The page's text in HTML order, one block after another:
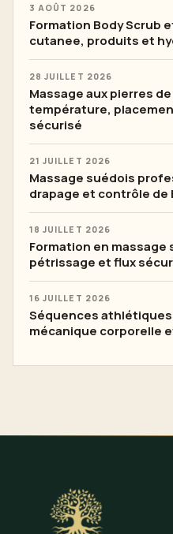
3 AOÛT 2026
Formation Body Scrub
cutanee, produits et
28 JUILLET 2026
Massage aux pierres
température,
sécurisé
21 JUILLET 2026
Massage suédois
drapage et contrôle de
18 JUILLET 2026
Formation en
pétrissage et flux
16 JUILLET 2026
Séquences
mécanique corporelle